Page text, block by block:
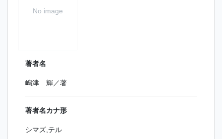
No image
著者名
嶋津 輝／著
著者名カナ形
シマズ,テル